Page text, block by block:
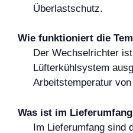
Überlastschutz.
Wie funktioniert die
Der Wechselrichter
Lüfterkühlsystem
Arbeitstemperatur
Was ist im
Im Lieferumfang sind